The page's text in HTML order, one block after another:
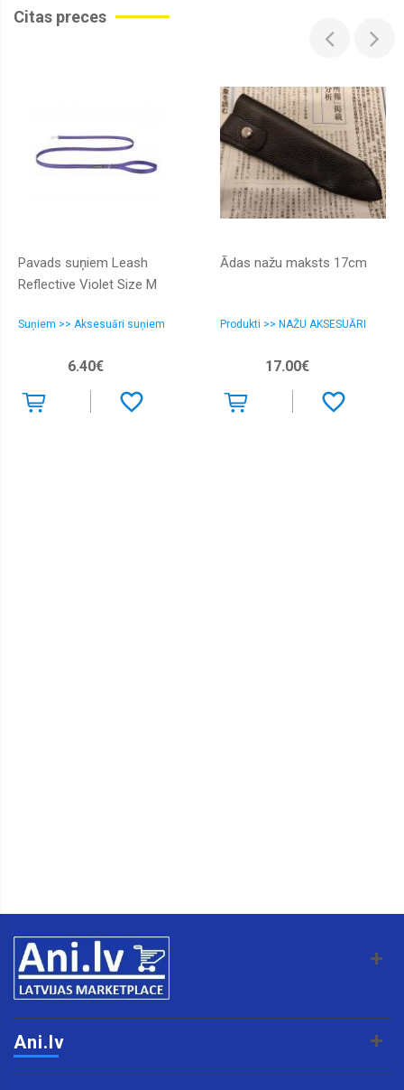
Citas preces
Pavads suņiem Leash
Reflective Violet Size M
Suņiem >> Aksesuāri suņiem
6.40€
Ādas nažu maksts 17cm
Produkti >> NAŽU AKSESUĀRI
17.00€
Ani.lv